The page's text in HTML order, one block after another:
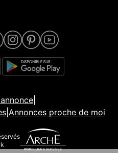
Annonces proche de moi